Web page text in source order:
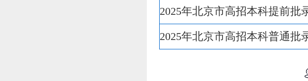
2025年北京市高招本科提前批
2025年北京市高招本科普通批